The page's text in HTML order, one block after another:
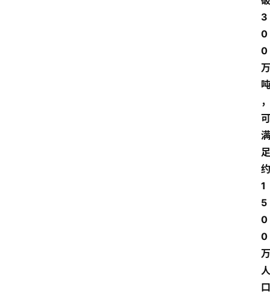
3
0
0
万
吨
，
可
满
足
约
1
5
0
0
万
人
口